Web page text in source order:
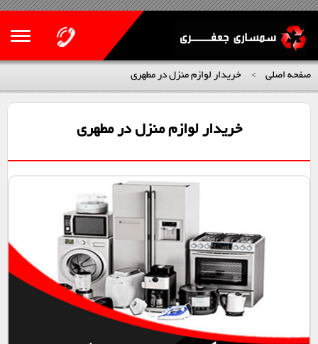
صفحه اصلی > خریدار لوازم منزل در مطهری
خریدار لوازم منزل در مطهری